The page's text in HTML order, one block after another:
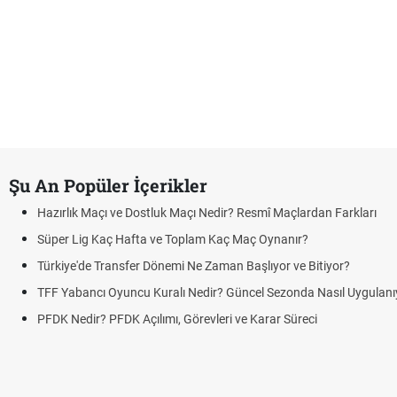
Şu An Popüler İçerikler
Hazırlık Maçı ve Dostluk Maçı Nedir? Resmî Maçlardan Farkları
Süper Lig Kaç Hafta ve Toplam Kaç Maç Oynanır?
Türkiye'de Transfer Dönemi Ne Zaman Başlıyor ve Bitiyor?
TFF Yabancı Oyuncu Kuralı Nedir? Güncel Sezonda Nasıl
PFDK Nedir? PFDK Açılımı, Görevleri ve Karar Süreci